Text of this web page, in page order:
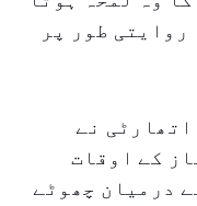
روایتی طور پر
نے
کے اوقات
درمیان چھوٹے